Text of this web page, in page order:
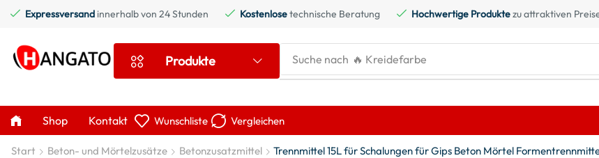
Expressversand innerhalb von 24 Stunden Kostenlosetechnische Beratung Hochwertige Produktezu attraktiven
Produkte Suche nach 🔥 Gaskartusche
Shop Kontakt Wunschliste Vergleichen
Start Beton- und Mörtelzusätze Betonzusatzmittel Trennmittel 15L für Schalungen für Gips Beton Mörtel